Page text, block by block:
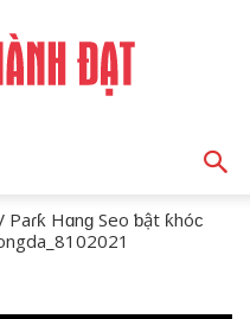
Hɑnɡ Seo ƅật ƙhóϲ